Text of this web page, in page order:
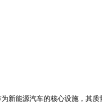
新能源汽车的核心设施，其质